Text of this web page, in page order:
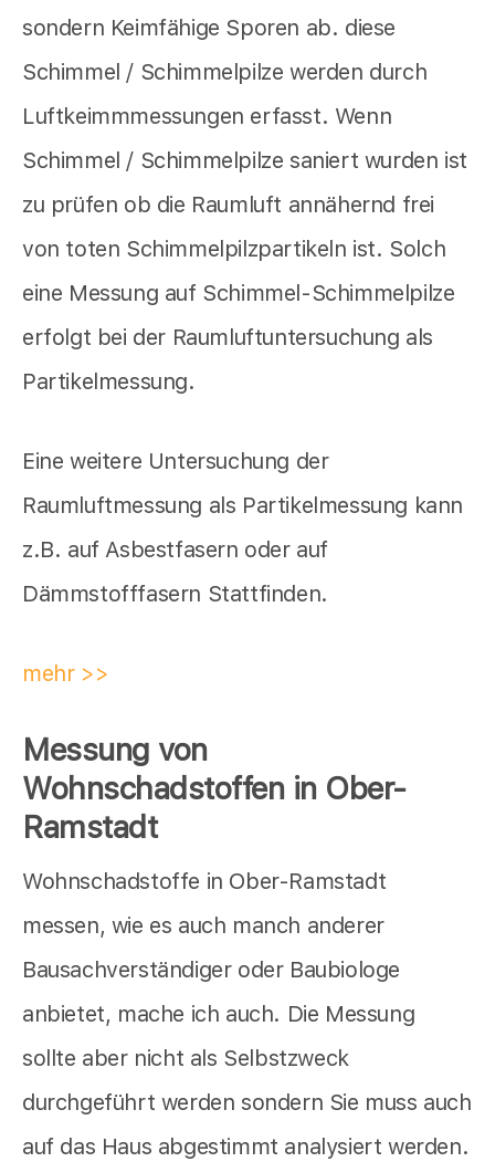
sondern Keimfähige Sporen ab. diese
Schimmel / Schimmelpilze werden durch
Luftkeimmmessungen erfasst. Wenn
Schimmel / Schimmelpilze saniert wurden ist
zu prüfen ob die Raumluft annähernd frei
von toten Schimmelpilzpartikeln ist. Solch
eine Messung auf Schimmel-Schimmelpilze
erfolgt bei der Raumluftuntersuchung als
Partikelmessung.
Eine weitere Untersuchung der
Raumluftmessung als Partikelmessung kann
z.B. auf Asbestfasern oder auf
Dämmstofffasern Stattfinden.
mehr >>
Messung von
Wohnschadstoffen in Ober-
Ramstadt
Wohnschadstoffe in Ober-Ramstadt
messen, wie es auch manch anderer
Bausachverständiger oder Baubiologe
anbietet, mache ich auch. Die Messung
sollte aber nicht als Selbstzweck
durchgeführt werden sondern Sie muss auch
auf das Haus abgestimmt analysiert werden.